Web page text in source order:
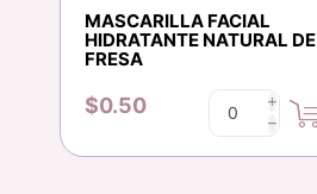
MASCARILLA FACIAL
HIDRATANTE NATURAL DE
FRESA
$0.50 i
h